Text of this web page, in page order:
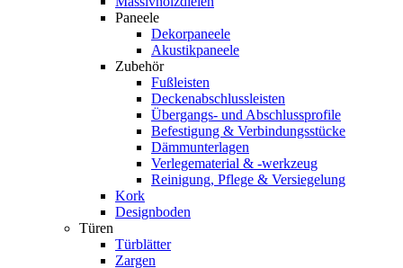
Paneele
Dekorpaneele
Akustikpaneele
Zubehör
Fußleisten
Deckenabschlussleisten
Übergangs- und Abschlussprofile
Befestigung & Verbindungsstücke
Dämmunterlagen
Verlegematerial & -werkzeug
Reinigung, Pflege & Versiegelung
Kork
Designboden
Türen
Türblätter
Zargen